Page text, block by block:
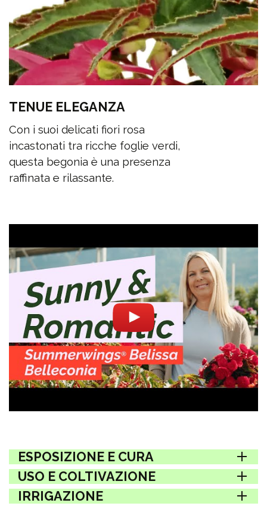
TENUE ELEGANZA
Con i suoi delicati fiori rosa
incastonati tra ricche foglie verdi,
questa begonia è una presenza
raffinata e rilassante.
ESPOSIZIONE E CURA
USO E COLTIVAZIONE
IRRIGAZIONE